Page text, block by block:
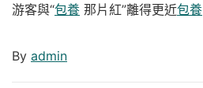
游客與“包養 那片紅”離得更近包養
By admin